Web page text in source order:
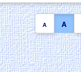
A A